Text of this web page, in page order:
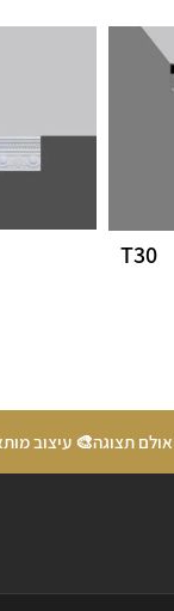
T30
🎨 עיצוב